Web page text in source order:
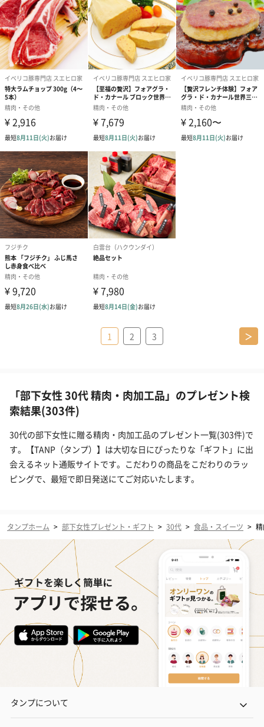
1 2 3 ＞
「部下女性 30代 精肉・肉加工品」のプレゼント検
索結果(303件)
30代の部下女性に贈る精肉・肉加工品のプレゼント一覧(303件)で
す。【TANP（タンプ）】は大切な日にぴったりな「ギフト」に出
会えるネット通販サイトです。こだわりの商品をこだわりのラッ
ピングで、最短で即日発送にてご対応いたします。
タンプホーム > 部下女性プレゼント・ギフト > 30代 > 食品・スイーツ >
タンプについて